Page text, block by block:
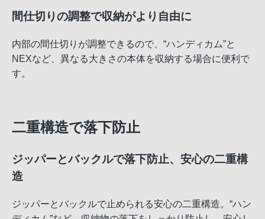
間仕切りの調整で収納がより自由に
内部の間仕切りが調整できるので、“ハンディカム”と
NEXなど、異なる大きさの本体を収納する場合に便利で
す。
二重構造で落下防止
ジッパーとバックルで落下防止、安心の二重構
造
ジッパーとバックルで止められる安心の二重構造。“ハン